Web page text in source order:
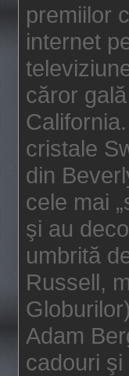
premiilor
internet
căror
cristale
din
cele mai
şi au
umbrită
Russell,
Adam
cadouri